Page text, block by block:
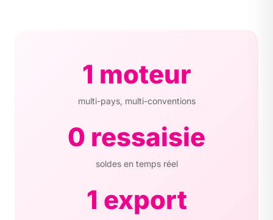
1 moteur
multi-pays, multi-conventions
0 ressaisie
soldes en temps réel
1 export